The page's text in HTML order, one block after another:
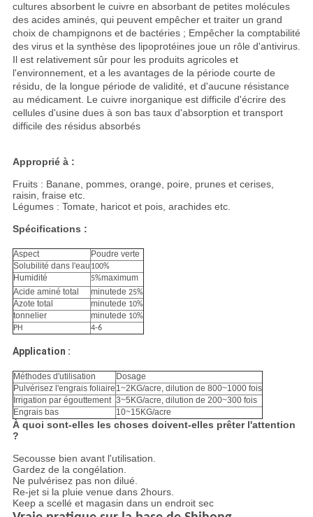
cultures absorbent le cuivre en absorbant de petites molécules
des acides aminés, qui peuvent empêcher et traiter un grand
choix de champignons et de bactéries ; Empêcher la comptabilité
des virus et la synthèse des lipoprotéines joue un rôle d'antivirus.
Il est relativement sûr pour les produits agricoles et
l'environnement, et a les avantages de la période courte de
résidu, de la longue période de validité, et d'aucune résistance
au médicament. Le cuivre inorganique est difficile d'écrire des
cellules d'usine dues à son bas taux d'absorption et transport
difficile des résidus absorbés
Approprié à :
Fruits : Banane, pommes, orange, poire, prunes et cerises,
raisin, fraise etc.
Légumes : Tomate, haricot et pois, arachides etc.
Spécifications :
Aspect
Poudre verte
Solubilité dans l'eau 100%
Humidité 5%maximum
Acide aminé total
minutede 25%
Azote total minutede 10%
tonnelier minutede 10%
PH
4-6
Application :
Méthodes d'utilisation
Dosage
Pulvérisez l'engrais foliaire 1~2KG/acre, dilution de 800~1000 fois
Irrigation par égouttement 3~5KG/acre, dilution de 200~300 fois
Engrais bas
10~15KG/acre
À quoi sont-elles les choses doivent-elles prêter l'attention
?
Secousse bien avant l'utilisation.
Gardez de la congélation.
Ne pulvérisez pas non dilué.
Re-jet si la pluie venue dans 2hours.
Keep a scellé et magasin dans un endroit sec